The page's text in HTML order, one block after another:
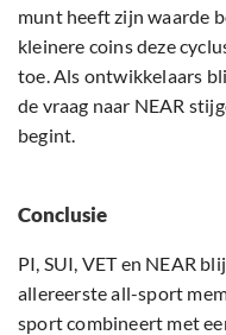
munt heeft zijn waarde
kleinere coins deze
toe. Als ontwikkelaars
de vraag naar NEAR
begint.
Conclusie
PI, SUI, VET en NEAR
allereerste all-sport
sport combineert met